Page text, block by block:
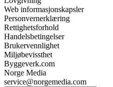
Web informasjonskapsler
Personvernerklæring
Rettighetsforhold
Handelsbetingelser
Brukervennlighet
Miljøbevissthet
Byggeverk.com
Norge Media
service@norgemedia.com